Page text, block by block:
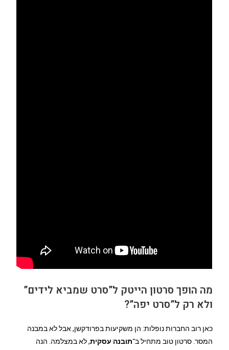
מה הופך סרטון הייטק ל”סרט שמביא לידים”
ולא רק ל”סרט יפה”?
כאן רוב החברות נופלות: הן משקיעות בפרודקשן, אבל לא במבנה
המסר. סרטון טוב מתחיל ב־תובנה עסקית, לא במצלמה. הנה